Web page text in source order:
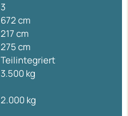
3
672 cm
217 cm
275 cm
Teilintegriert
3.500 kg
2.000 kg